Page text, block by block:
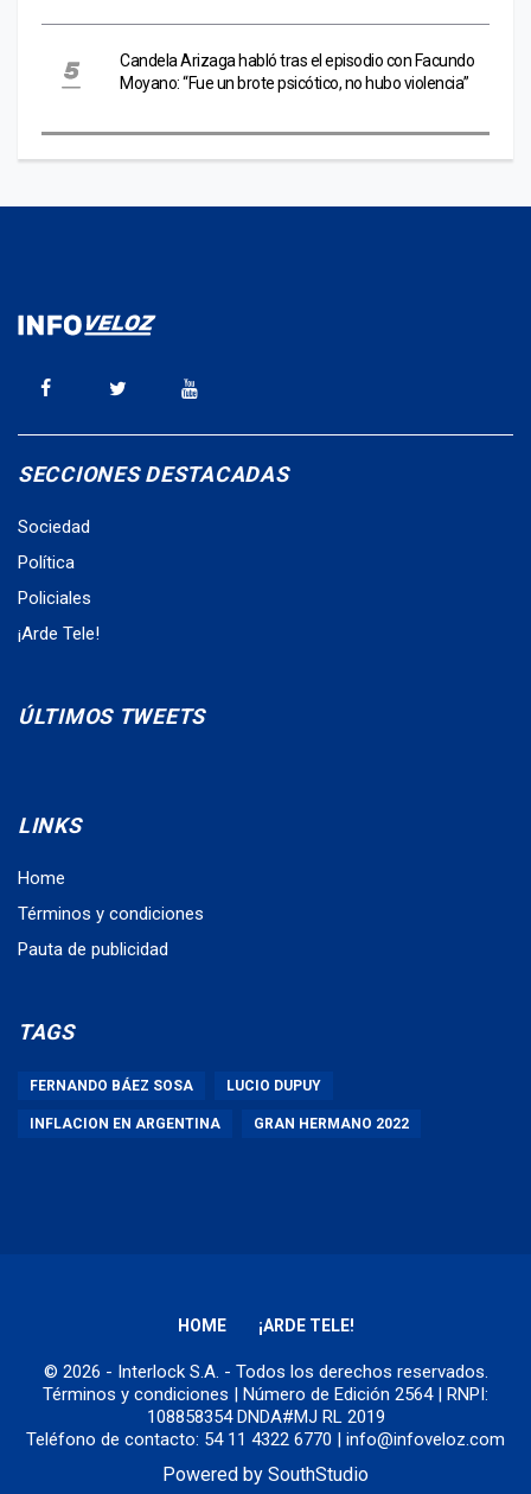
Candela Arizaga habló tras el episodio con Facundo
Moyano: “Fue un brote psicótico, no hubo violencia”
SECCIONES DESTACADAS
Sociedad
Política
Policiales
¡Arde Tele!
ÚLTIMOS TWEETS
LINKS
Home
Términos y condiciones
Pauta de publicidad
TAGS
FERNANDO BÁEZ SOSA LUCIO DUPUY
INFLACION EN ARGENTINA GRAN HERMANO 2022
HOME ¡ARDE TELE!
© 2026 - Interlock S.A. - Todos los derechos reservados.
Términos y condiciones | Número de Edición 2564 | RNPI:
108858354 DNDA#MJ RL 2019
Teléfono de contacto: 54 11 4322 6770 | info@infoveloz.com
Powered by SouthStudio